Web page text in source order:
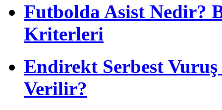
Futbolda Asist Nedir?
Kriterleri
Endirekt Serbest
Verilir?